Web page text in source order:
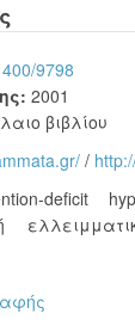
9798
2001
βιβλίου
/
deficit